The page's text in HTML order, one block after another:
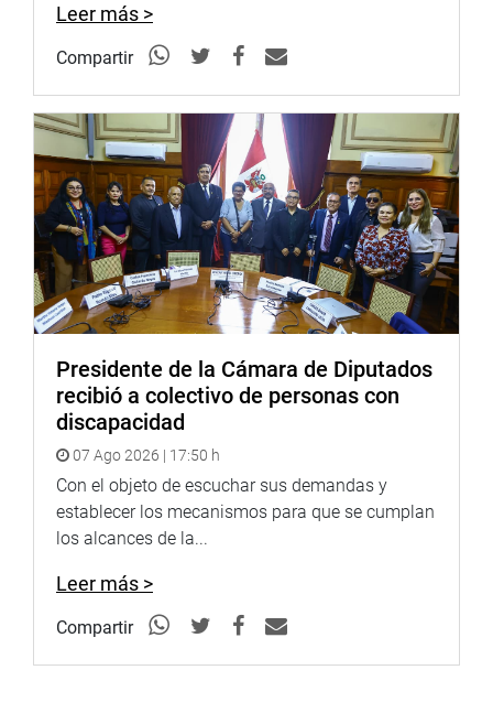
En esta segunda entidad dialogó con el director “sobre los
progresos en su labor por una educación inclusiva. En
particular, nos enfocamos en el tratamiento de los niños
con trastornos del espectro autista -TEA en las escuelas”.
“Estamos comprometidos con mejorar la calidad
educativa para todos”, señaló.
OFICINA DE COMUNICACIONES E IMAGEN
INSTITUCIONAL
Leer más >
Compartir
Presidente de la Cámara de Diputados
recibió a colectivo de personas con
discapacidad
07 Ago 2026 | 17:50 h
Con el objeto de escuchar sus demandas y
establecer los mecanismos para que se cumplan
los alcances de la...
Leer más >
Compartir